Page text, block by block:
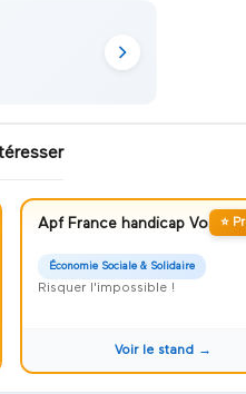
⭐
Apf France handicap Vosges
Économie Sociale & Solidaire
Risquer l'impossible !
Voir le stand →